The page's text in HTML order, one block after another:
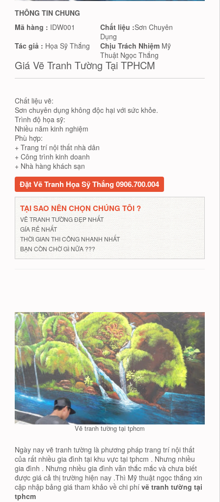
THÔNG TIN CHUNG
Mã hàng : IDW001 Chất liệu :Sơn Chuyên
Dụng
Tác giả : Họa Sỹ Thắng Chịu Trách Nhiệm Mỹ
Thuật Ngọc Thắng
Giá Vẽ Tranh Tường Tại TPHCM
Chất liệu vẽ:
Sơn chuyên dụng không độc hại với sức khỏe.
Trình độ họa sỹ:
Nhiều năm kinh nghiệm
Phù hợp:
+ Trang trí nội thất nhà dân
+ Công trình kinh doanh
+ Nhà hàng khách sạn
Đặt Vẽ Tranh Họa Sỹ Thắng 0906.700.004
TẠI SAO NÊN CHỌN CHÚNG TÔI ?
VẼ TRANH TƯỜNG ĐẸP NHẤT
GÍA RẺ NHẤT
THỜI GIAN THI CÔNG NHANH NHẤT
BẠN CÒN CHỜ GÌ NỮA ???
Vẽ tranh tường tại tphcm
Ngày nay vẽ tranh tường là phương pháp trang trí nội thất
của rất nhiều gia đình tại khu vực tại tphcm . Nhưng nhiều
gia đình . Nhưng nhiều gia đình vẫn thắc mắc và chưa biết
được giá cả thị trường hiện nay .Thì Mỹ thuật ngọc thắng xin
cập nhập bảng giá tham khảo về chi phí vẽ tranh tường tại
tphcm